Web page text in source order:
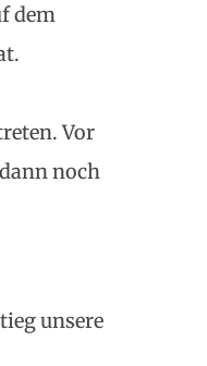
dem
Vor
noch
unsere